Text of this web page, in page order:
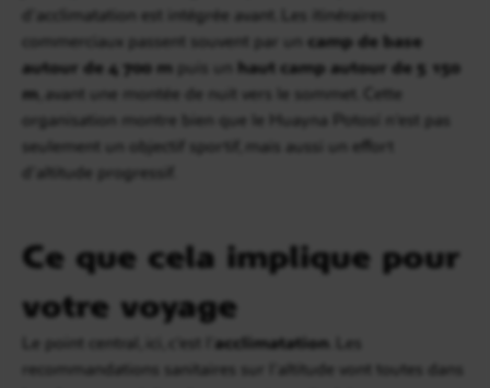
d’acclimatation est intégrée avant. Les itinéraires
commerciaux passent souvent par un camp de base
autour de 4 700 m
haut camp autour de 5 150
m , avant une montée de nuit vers le sommet. Cette
organisation montre bien que le Huayna Potosí n’est pas
seulement un objectif sportif, mais aussi un effort
d’altitude progressif.
Ce que cela implique pour
votre voyage
Le point central, ici, c’est l’ acclimatation . Les
recommandations sanitaires sur l’altitude vont toutes dans